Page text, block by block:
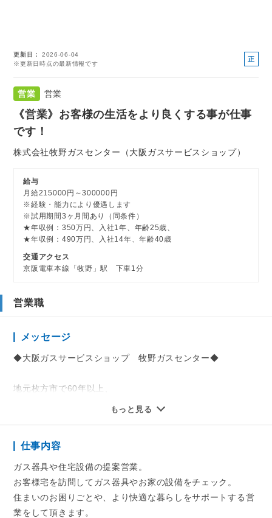
更新日
2026-06-04
※更新日時点の最新情報です
正
営業 営業
《営業》お客様の生活をより良くする事が仕事
です！
株式会社牧野ガスセンター（大阪ガスサービスショップ）
給与
月給215000円～300000円
※経験・能力により優遇します
※試用期間3ヶ月間あり（同条件）
★年収例：350万円、入社1年、年齢25歳、
★年収例：490万円、入社14年、年齢40歳
交通アクセス
京阪電車本線「牧野」駅 下車1分
営業職
メッセージ
◆大阪ガスサービスショップ 牧野ガスセンター◆
地元枚方市で60年以上、
私たち、牧野ガスセンターのスタッフは地元の方々の住まい
ます。
そのお仕事はお客様のガス器具やお家の設備チェックなど、
さまざまです。
分らないことがあってもスタッフみんなで支え合える環境な
もっと見る
仕事内容
ガス器具や住宅設備の提案営業。
お客様宅を訪問してガス器具やお家の設備をチェック。
住まいのお困りごとや、より快適な暮らしをサポートする営
業をして頂きます。